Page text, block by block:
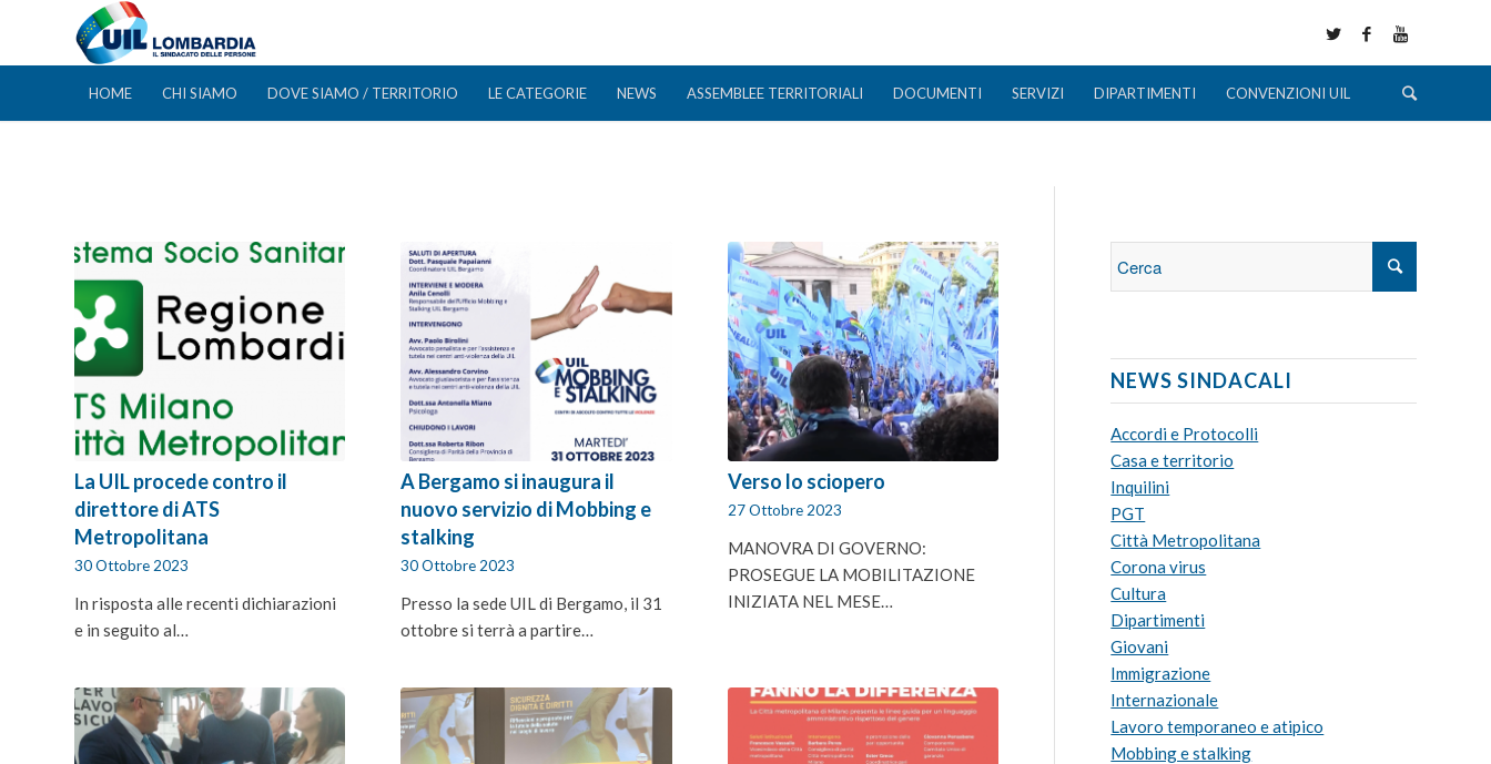
HOME CHI SIAMO DOVE SIAMO / TERRITORIO LE CATEGORIE NEWS ASSEMBLEE TERRITORIALI DOCUMENTI SERVIZI DIPARTIMENTI CONVENZIONI UIL
La UIL procede contro il
direttore di ATS
Metropolitana
30 Ottobre 2023
In risposta alle recenti dichiarazioni
e in seguito al…
A Bergamo si inaugura il
nuovo servizio di Mobbing e
stalking
30 Ottobre 2023
Presso la sede UIL di Bergamo, il 31
ottobre si terrà a partire…
Verso lo sciopero
27 Ottobre 2023
MANOVRA DI GOVERNO:
PROSEGUE LA MOBILITAZIONE
INIZIATA NEL MESE…
NEWS SINDACALI
Accordi e Protocolli
Casa e territorio
Inquilini
PGT
Città Metropolitana
Corona virus
Cultura
Dipartimenti
Giovani
Immigrazione
Internazionale
Lavoro temporaneo e atipico
Mobbing e stalking